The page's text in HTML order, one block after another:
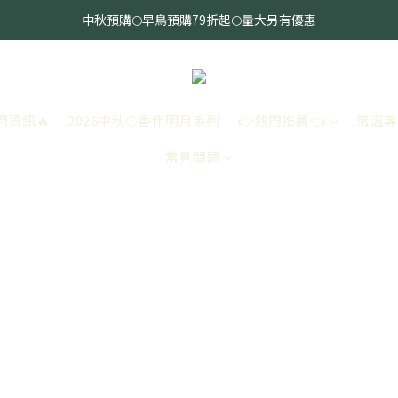
全館消費滿指定金額免運🔥
中秋預購🌕早鳥預購79折起🌕量大另有優惠
資訊🔥 2026中秋🌕香伴明月系列 👉熱門推薦👈 常溫
常見問題